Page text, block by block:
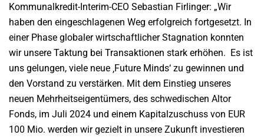
Kommunalkredit-Interim-CEO Sebastian Firlinger: „Wir
haben den eingeschlagenen Weg erfolgreich fortgesetzt. In
einer Phase globaler wirtschaftlicher Stagnation konnten
wir unsere Taktung bei Transaktionen stark erhöhen. Es ist
uns gelungen, viele neue ‚Future Minds‘ zu gewinnen und
den Vorstand zu verstärken. Mit dem Einstieg unseres
neuen Mehrheitseigentümers, des schwedischen Altor
Fonds, im Juli 2024 und einem Kapitalzuschuss von EUR
100 Mio. werden wir gezielt in unsere Zukunft investieren